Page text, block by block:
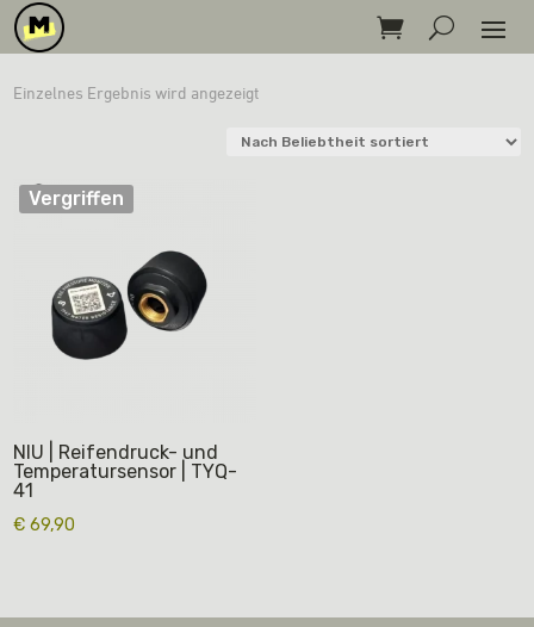
Einzelnes Ergebnis wird angezeigt
Vergriffen
NIU | Reifendruck- und
Temperatursensor | TYQ-
41
€ 69,90